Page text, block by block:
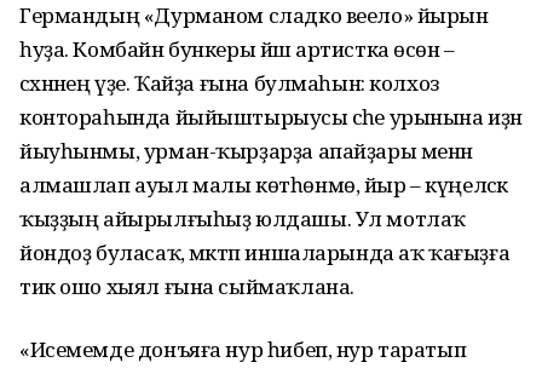
Германдың «Дурманом сладко веело» йырын
һуҙа. Комбайн бункеры йәш артистка өсөн –
сәхнәнең үҙе. Ҡайҙа ғына булмаһын: колхоз
контораһында йыйыштырыусы әсәһе урынына иҙән
йыуһынмы, урман-ҡырҙарҙа апайҙары менән
алмашлап ауыл малы көтһөнмө, йыр – күңелсәк
ҡыҙҙың айырылғыһыҙ юлдашы. Ул мотлаҡ
йондоҙ буласаҡ, мәктәп иншаларында аҡ ҡағыҙға
тик ошо хыял ғына сыймаҡлана.
«Исемемде донъяға нур һибеп, нур таратып